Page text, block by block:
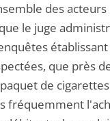
des
le juge
que près
de
fréquemment